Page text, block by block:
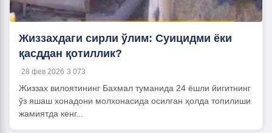
Жиззахдаги сирли ўлим: Суицидми ёки
қасддан қотиллик?
28 фев 2026 3 073
Жиззах вилоятининг Бахмал туманида 24 ёшли йигитнинг
ўз яшаш хонадони молхонасида осилган ҳолда топилиши
жамиятда кенг...